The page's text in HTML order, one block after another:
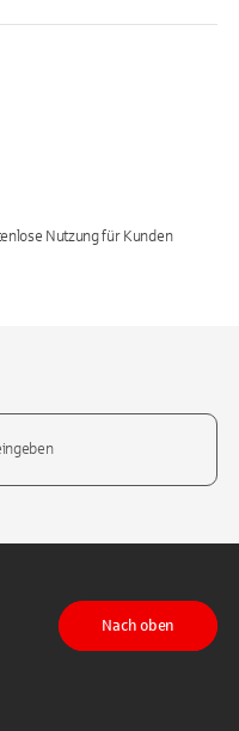
Nutzung für Kunden
auf LinkedIn
Nach oben